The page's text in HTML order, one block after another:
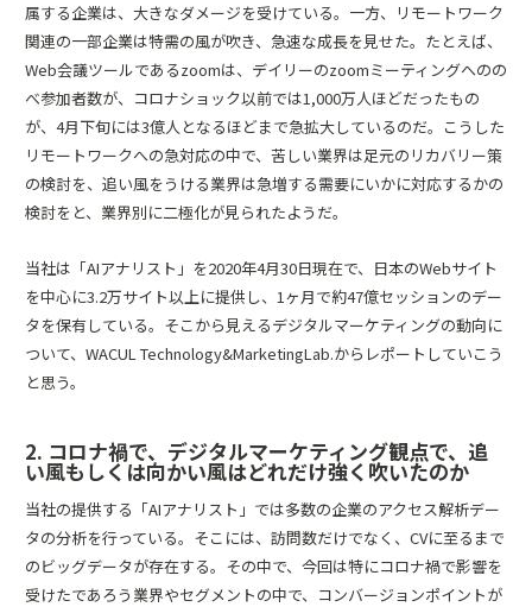
属する企業は、大きなダメージを受けている。一方、リモートワーク
関連の一部企業は特需の風が吹き、急速な成長を見せた。たとえば、
Web会議ツールであるzoomは、デイリーのzoomミーティングへのの
べ参加者数が、コロナショック以前では1,000万人ほどだったもの
が、4月下旬には3億人となるほどまで急拡大しているのだ。こうした
リモートワークへの急対応の中で、苦しい業界は足元のリカバリー策
の検討を、追い風をうける業界は急増する需要にいかに対応するかの
検討をと、業界別に二極化が見られたようだ。
当社は「AIアナリスト 」を2020年4月30日現在で、日本のWebサイト
を中心に3.2万サイト以上に提供し、1ヶ月で約47億セッションのデー
タを保有している。そこから見えるデジタルマーケティングの動向に
ついて、WACUL Technology&MarketingLab.からレポートしていこう
と思う。
2. コロナ禍で、デジタルマーケティング観点で、追
い風もしくは向かい風はどれだけ強く吹いたのか
当社の提供する「AIアナリスト 」では多数の企業のアクセス解析デー
タの分析を行っている。そこには、訪問数だけでなく、CVに至るまで
のビッグデータが存在する。その中で、今回は特にコロナ禍で影響を
受けたであろう業界やセグメントの中で、コンバージョンポイントが